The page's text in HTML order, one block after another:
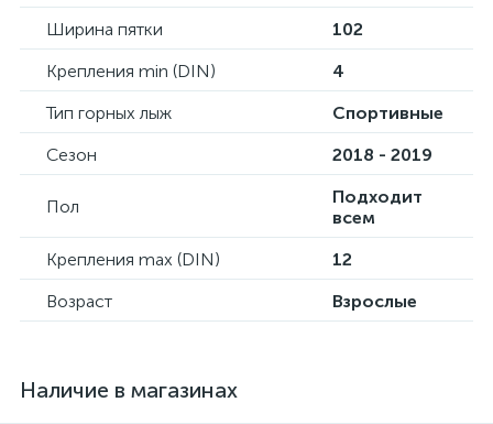
Ширина пятки
102
Крепления min (DIN)
4
Тип горных лыж
Спортивные
Сезон
2018 - 2019
Пол
Подходит
всем
Крепления max (DIN)
12
Возраст
Взрослые
Наличие в магазинах